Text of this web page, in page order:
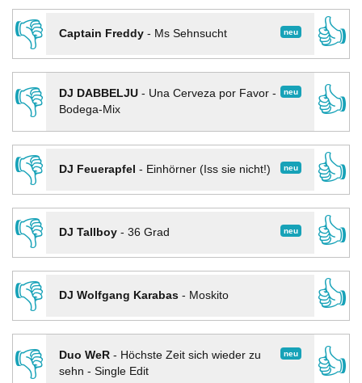
👎
neu
Captain Freddy- Ms Sehnsucht
👍
👎
neu
DJ DABBELJU- Una Cerveza por Favor -
Bodega-Mix
👍
👎
neu
DJ Feuerapfel - Einhörner (Iss sie nicht!)
👍
👎
neu
DJ Tallboy- 36 Grad
👍
👎
DJ Wolfgang Karabas- Moskito
👍
👎
neu
Duo WeR- Höchste Zeit sich wieder zu
sehn - Single Edit
👍